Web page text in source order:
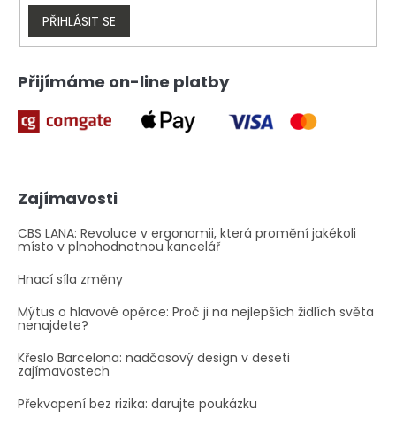
s
PŘIHLÁSIT SE
Přijímáme on-line platby
Zajímavosti
CBS LANA: Revoluce v ergonomii, která promění jakékoli
místo v plnohodnotnou kancelář
Hnací síla změny
Mýtus o hlavové opěrce: Proč ji na nejlepších židlích světa
nenajdete?
Křeslo Barcelona: nadčasový design v deseti
zajímavostech
Překvapení bez rizika: darujte poukázku